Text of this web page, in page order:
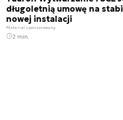
długoletnią umowę na
nowej instalacji
Materiał sponsorowany
2 min.